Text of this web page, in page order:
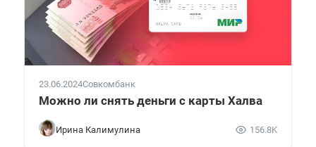
23.06.2024Совкомбанк
Можно ли снять деньги с карты Халва
Ирина Калимулина 156.8K